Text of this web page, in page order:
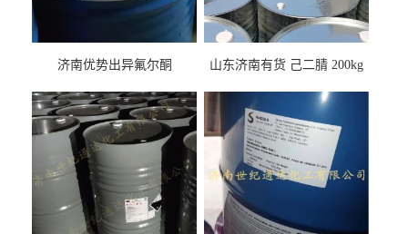
济南优势出异氟尔酮
山东济南有货 己二腈 200kg